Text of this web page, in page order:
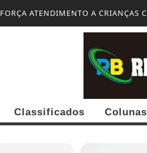
ATENDIMENTO A CRIANÇAS
Classificados Colunas